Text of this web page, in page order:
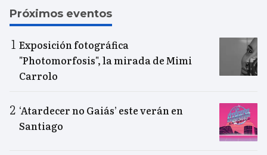
Próximos eventos
Exposición fotográfica
"Photomorfosis", la mirada de Mimi
Carrolo
‘Atardecer no Gaiás’ este verán en
Santiago